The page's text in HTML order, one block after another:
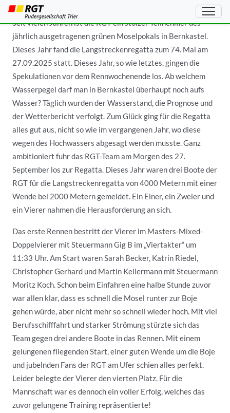
Seit vielen Jahren ist die RGT ein stolzer Teilnehmer des
jährlich ausgetragenen grünen Moselpokals in Bernkastel.
Dieses Jahr fand die Langstreckenregatta zum 74. Mal am
27.09.2025 statt. Dieses Jahr, so wie letztes, gingen die
Spekulationen vor dem Rennwochenende los. Ab welchem
Wasserpegel darf man in Bernkastel überhaupt noch aufs
Wasser? Täglich wurden der Wasserstand, die Prognose und
der Wetterbericht verfolgt. Zum Glück ging für die Regatta
alles gut aus, nicht so wie im vergangenen Jahr, wo diese
wegen des Hochwassers abgesagt werden musste. Ganz
ambitioniert fuhr das RGT-Team am Morgen des 27.
September los zur Regatta. Dieses Jahr waren drei Boote der
RGT für die Langstreckenregatta von 4000 Metern mit einer
Wende bei 2000 Metern gemeldet. Ein Einer, ein Zweier und
ein Vierer nahmen die Herausforderung an sich.
Das erste Rennen bestritt der Vierer im Masters-Mixed-
Doppelvierer mit Steuermann Gig B im „Viertakter“ um
11:33 Uhr. Am Start waren Sarah Becker, Katrin Riedel,
Christopher Gerhard und Martin Kellermann mit Steuermann
Moritz Koch. Schon beim Einfahren eine halbe Stunde zuvor
war allen klar, dass es schnell die Mosel runter zur Boje
gehen würde, aber nicht mehr so schnell wieder hoch. Mit viel
Berufsschifffahrt und starker Strömung stürzte sich das
Team gegen drei andere Boote in das Rennen. Mit einem
gelungenen fliegenden Start, einer guten Wende um die Boje
und jubelnden Fans der RGT am Ufer schien alles perfekt.
Leider belegte der Vierer den vierten Platz. Für die
Mannschaft war es dennoch ein voller Erfolg, welches das
zuvor gelungene Training repräsentierte!